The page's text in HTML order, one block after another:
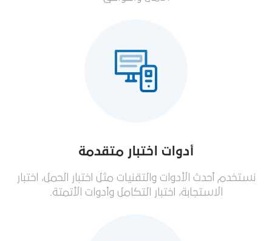
أدوات اختبار متقدمة
نستخدم أحدث الأدوات والتقنيات مثل اختبار الحمل، اختبار
الاستجابة، اختبار التكامل وأدوات الأتمتة.